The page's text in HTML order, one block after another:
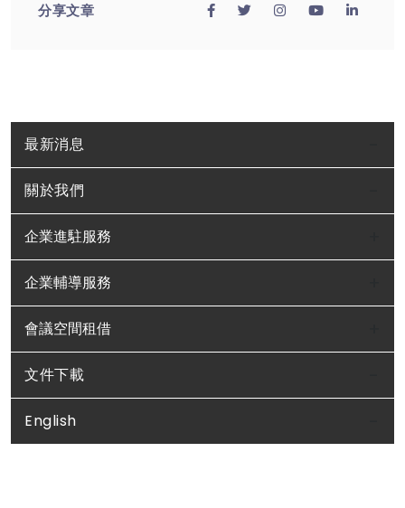
最新消息
關於我們
企業進駐服務
企業輔導服務
會議空間租借
文件下載
English
分享文章